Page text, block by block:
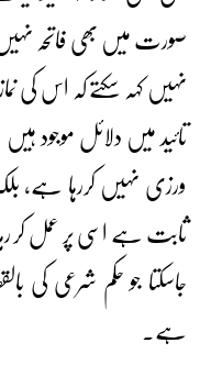
صورت میں بھی فاتحہ
نہیں کہہ سکتے کہ اس کی
تائید میں دلائل موجود
ورزی نہیں کررہا ہے،
ثابت ہے اسی پر عمل کر
جاسکتا جو حکم شرعی کی
ہے۔